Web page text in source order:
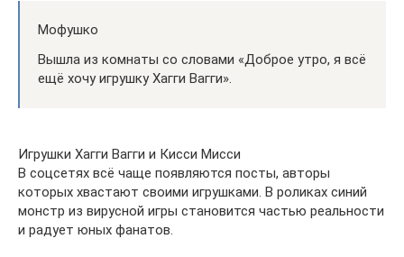
Мофушко
Вышла из комнаты со словами «Доброе утро, я всё
ещё хочу игрушку Хагги Вагги».
Игрушки Хагги Вагги и Кисси Мисси
В соцсетях всё чаще появляются посты, авторы
которых хвастают своими игрушками. В роликах синий
монстр из вирусной игры становится частью реальности
и радует юных фанатов.